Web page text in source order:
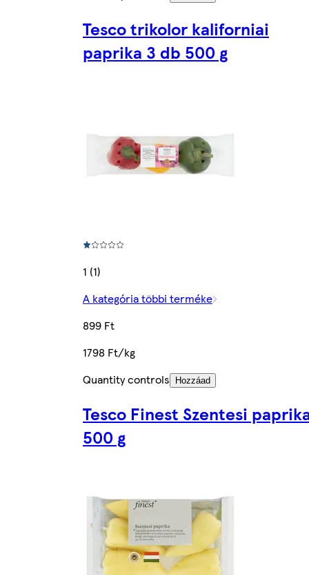
Tesco trikolor kaliforniai
paprika 3 db 500 g
1 (1)
A kategória többi terméke
899 Ft
1798 Ft/kg
Quantity controls
Hozzáad
Tesco Finest Szentesi
500 g